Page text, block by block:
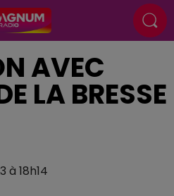
AVEC
LA BRESSE
à 18h14